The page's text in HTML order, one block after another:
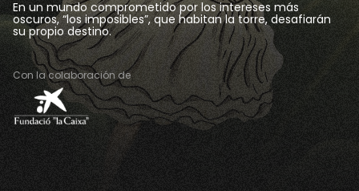
En un mundo comprometido por los intereses más
oscuros, “los imposibles”, que habitan la torre, desafiarán
su propio destino.
Con la colaboración de